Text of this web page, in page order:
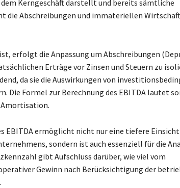
Kerngeschäft darstellt und bereits sämtliche
die Abschreibungen und immateriellen
erfolgt die Anpassung um Abschreibungen
Erträge vor Zinsen und Steuern zu
da sie die Auswirkungen von
Die Formel zur Berechnung des EBITDA lautet
Amortisation.
EBITDA ermöglicht nicht nur eine tiefere
sondern ist auch essenziell für die
gibt Aufschluss darüber, wie viel vom
Gewinn nach Berücksichtigung der